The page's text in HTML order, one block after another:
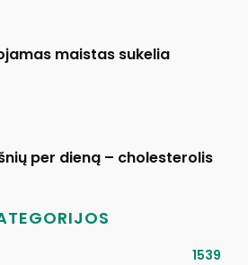
maistas sukelia
per dieną – cholesterolis
1539